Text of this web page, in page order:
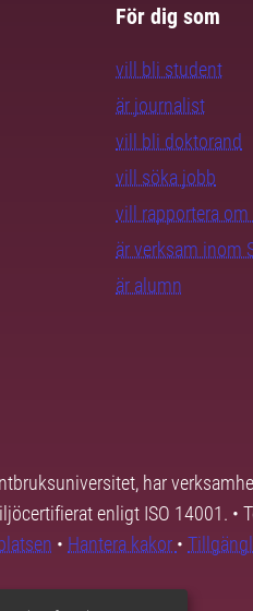
För dig som
vill bli student
är journalist
vill bli doktorand
vill söka jobb
vill rapportera om
är verksam inom
är alumn
har
enligt ISO 14001. •
• Hantera kakor •